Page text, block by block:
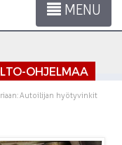
MENU
OHJELMAA
Autoilijan hyötyvinkit